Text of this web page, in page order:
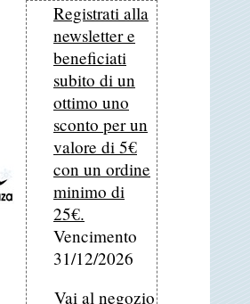
Registrati alla
newsletter e
beneficiati
subito di un
ottimo uno
sconto per un
valore di 5€
con un ordine
minimo di
25€.
Vencimento
31/12/2026
Vai al negozio